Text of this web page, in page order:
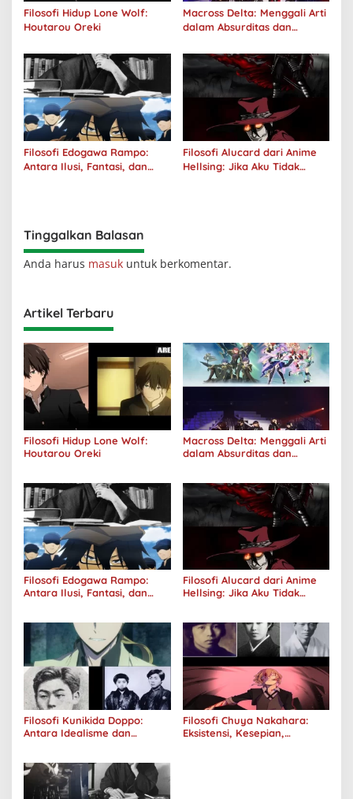
Filosofi Hidup Lone Wolf:
Houtarou Oreki
Macross Delta: Menggali Arti
dalam Absurditas dan
Filosofi Edogawa Rampo:
Antara Ilusi, Fantasi, dan
Filosofi Alucard dari Anime
Hellsing: Jika Aku Tidak
Tinggalkan Balasan
Anda harus masuk untuk berkomentar.
Artikel Terbaru
Filosofi Hidup Lone Wolf:
Houtarou Oreki
Macross Delta: Menggali Arti
dalam Absurditas dan
Filosofi Edogawa Rampo:
Antara Ilusi, Fantasi, dan
Filosofi Alucard dari Anime
Hellsing: Jika Aku Tidak
Filosofi Kunikida Doppo:
Antara Idealisme dan
Filosofi Chuya Nakahara:
Eksistensi, Kesepian,